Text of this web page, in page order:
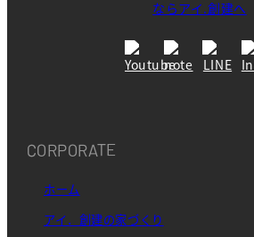
CORPORATE
ホーム
アイ．創建の家づくり